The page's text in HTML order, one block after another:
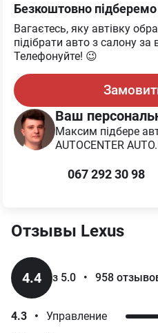
Безкоштовно
Вагаєтесь, яку автівку
підібрати авто з салону
Телефонуйте! 😉
Ваш
Максим підбере
AUTOCENTER
067 292 30 98
Отзывы Lexus
4.4 з 5.0 • 958
4.3 •
Управление